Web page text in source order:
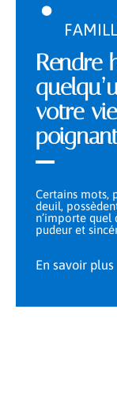
Rendre
votre
Certains mots,
deuil,
n’importe quel
pudeur et
En savoir plus